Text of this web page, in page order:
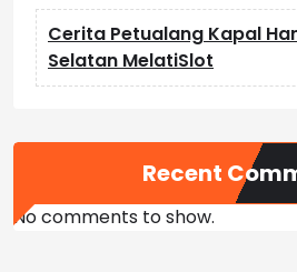
Cerita Petualang Kapal
Selatan MelatiSlot
Recent
No comments to show.